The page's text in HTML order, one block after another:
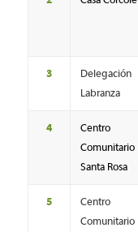
3
Delegación
Labranza
4
Centro
Comunitario
Santa Rosa
5
Centro
Comunitario